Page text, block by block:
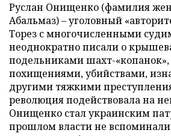
Руслан Онищенко (фамилия
Абальмаз) – уголовный
Торез с многочисленными
неоднократно писали о
подельниками шахт-
похищениями, убийствами,
другими тяжкими
революция подействовала на
Онищенко стал украинским
прошлом власти не